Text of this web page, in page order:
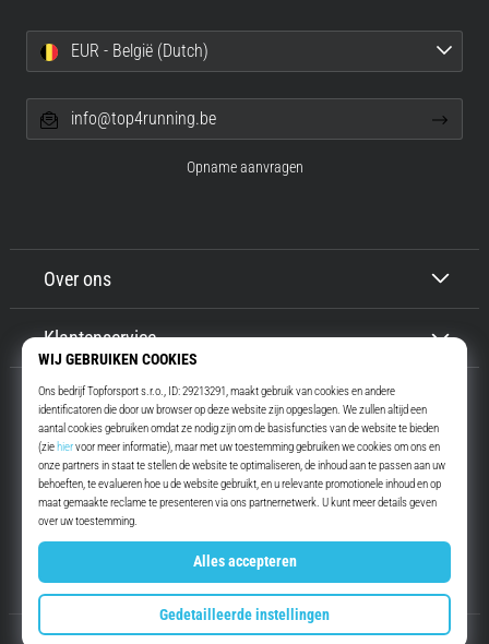
Top4Running.be
Meer dan 16 jaar motiveren wij jou om te gaan lopen. Sneller. Met ons.
Elke dag.
InstagramYouTube
Over ons
Klantenservice
EUR - België (Dutch)
info@top4running.be
Opname aanvragen